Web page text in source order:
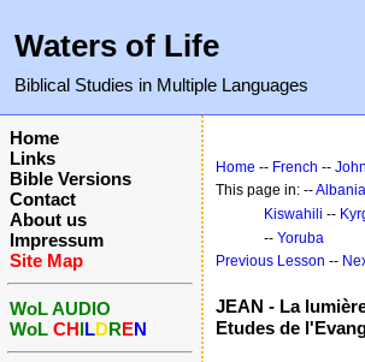
Waters of Life
Biblical Studies in Multiple Languages
Home
Links
Bible Versions
Contact
About us
Impressum
Site Map
WoL AUDIO
WoL CHILDREN
Home -- French -- John
This page in: --
Kiswahili --
-- Yoruba
Previous Lesson --
JEAN - La
Etudes de